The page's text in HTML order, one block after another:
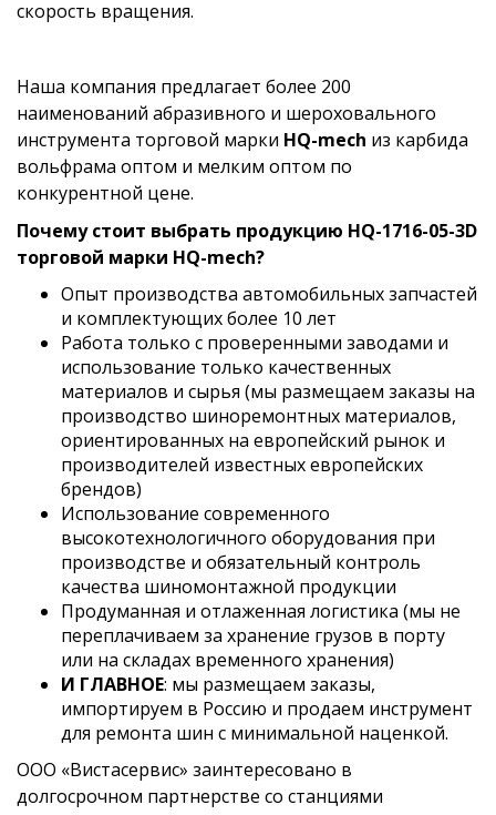
скорость вращения.
Наша компания предлагает более 200
наименований абразивного и шероховального
инструмента торговой марки HQ-mech из карбида
вольфрама оптом и мелким оптом по
конкурентной цене.
Почему стоит выбрать продукцию HQ-1716-05-3D
торговой марки HQ-mech?
Опыт производства автомобильных запчастей
и комплектующих более 10 лет
Работа только с проверенными заводами и
использование только качественных
материалов и сырья (мы размещаем заказы на
производство шиноремонтных материалов,
ориентированных на европейский рынок и
производителей известных европейских
брендов)
Использование современного
высокотехнологичного оборудования при
производстве и обязательный контроль
качества шиномонтажной продукции
Продуманная и отлаженная логистика (мы не
переплачиваем за хранение грузов в порту
или на складах временного хранения)
И ГЛАВНОЕ: мы размещаем заказы,
импортируем в Россию и продаем инструмент
для ремонта шин с минимальной наценкой.
ООО «Вистасервис» заинтересовано в
долгосрочном партнерстве со станциями